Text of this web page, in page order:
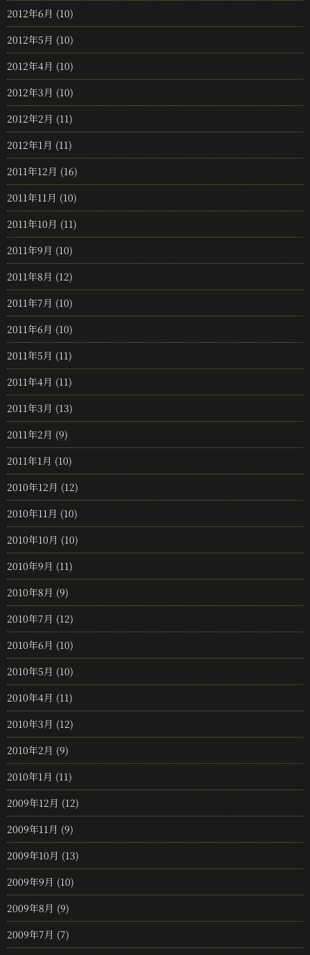
2012年6月 (10)
2012年5月 (10)
2012年4月 (10)
2012年3月 (10)
2012年2月 (11)
2012年1月 (11)
2011年12月 (16)
2011年11月 (10)
2011年10月 (11)
2011年9月 (10)
2011年8月 (12)
2011年7月 (10)
2011年6月 (10)
2011年5月 (11)
2011年4月 (11)
2011年3月 (13)
2011年2月 (9)
2011年1月 (10)
2010年12月 (12)
2010年11月 (10)
2010年10月 (10)
2010年9月 (11)
2010年8月 (9)
2010年7月 (12)
2010年6月 (10)
2010年5月 (10)
2010年4月 (11)
2010年3月 (12)
2010年2月 (9)
2010年1月 (11)
2009年12月 (12)
2009年11月 (9)
2009年10月 (13)
2009年9月 (10)
2009年8月 (9)
2009年7月 (7)